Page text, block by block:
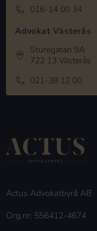
016-14 00 34
Advokat Västerås
Sturegatan 9A
722 13 Västerås
021-38 12 00
Actus Advokatbyrå AB
Org.nr: 556412-4674